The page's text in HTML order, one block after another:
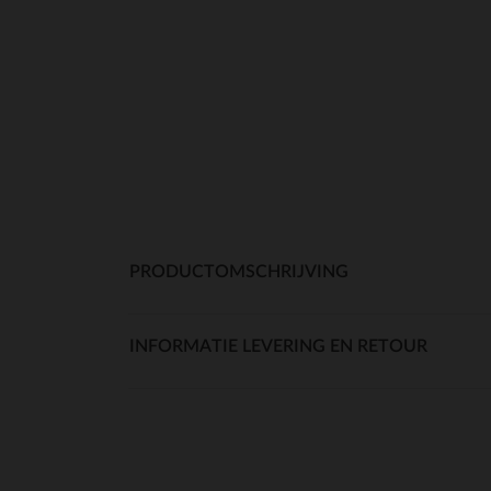
PRODUCTOMSCHRIJVING
INFORMATIE LEVERING EN RETOUR